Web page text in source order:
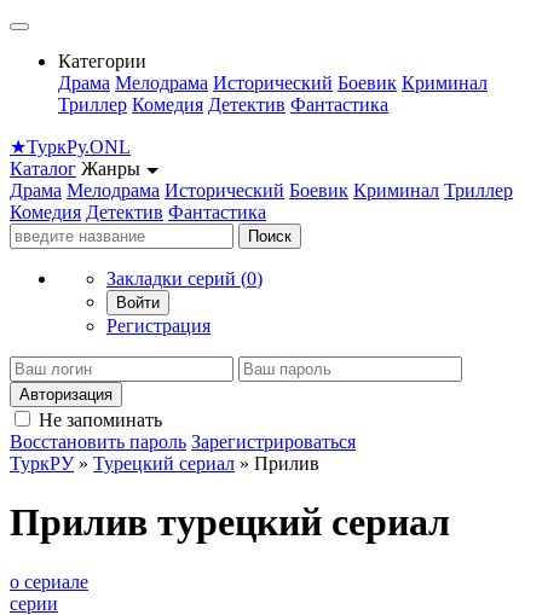
Категории
Драма Мелодрама Исторический Боевик Криминал
Триллер Комедия Детектив Фантастика
★ТуркРу.ONL
Каталог Жанры
Драма Мелодрама Исторический Боевик Криминал Триллер
Комедия Детектив Фантастика
Поиск
Закладки серий (0)
Войти
Регистрация
Авторизация
Не запоминать
Восстановить пароль Зарегистрироваться
ТуркРУ» Турецкий сериал » Прилив
Прилив турецкий сериал
о сериале
серии